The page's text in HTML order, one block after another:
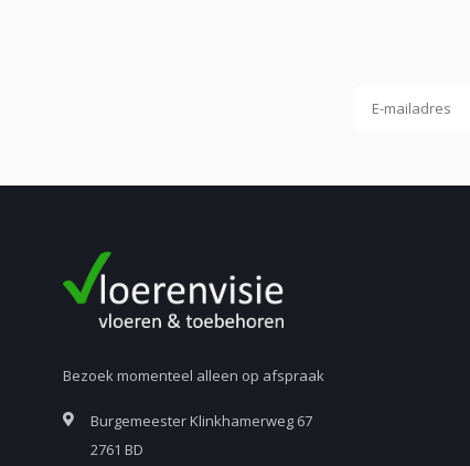
Bezoek momenteel alleen op afspraak
Burgemeester Klinkhamerweg 67
2761 BD